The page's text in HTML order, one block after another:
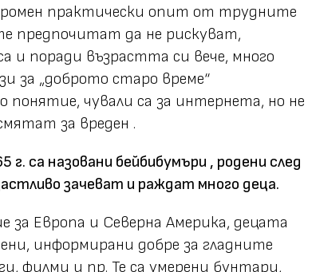
практически опит от трудните
предпочитат да не рискуват,
и поради възрастта си вече, много
за „доброто старо време“
понятие, чували са за интернета, но не
за вреден .
са назовани бейбибумъри , родени след
зачеват и раждат много деца.
за Европа и Северна Америка, децата
информирани добре за гладните
филми и пр. Те са умерени бунтари,